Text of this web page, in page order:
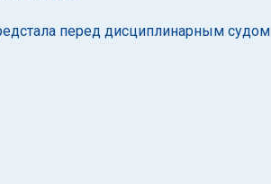
перед дисциплинарным судом